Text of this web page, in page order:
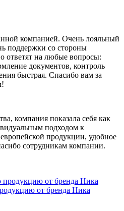
компанией. Очень лояльный
поддержки со стороны
ответят на любые вопросы:
документов, контроль
быстрая. Спасибо вам за
компания показала себя как
подходом к
продукции, удобное
сотрудникам компании.
от бренда Ника